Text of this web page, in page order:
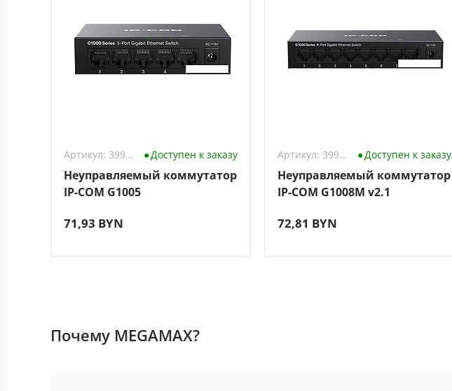
Артикул: 3994078 Доступен к заказу
Неуправляемый коммутатор
IP-COM G1005
71,93 BYN
Артикул: 3990506 Доступен к заказу
Неуправляемый коммутатор
IP-COM G1008M v2.1
72,81 BYN
Почему MEGAMAX?